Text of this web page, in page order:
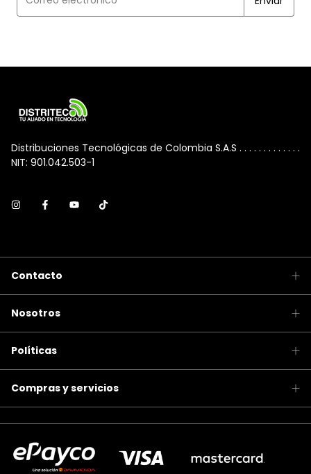
Distribuciones Tecnológicas de Colombia S.A.S . . . . . . . . . . . . .
NIT: 901.042.503-1
Contacto
Nosotros
Políticas
Compras y servicios